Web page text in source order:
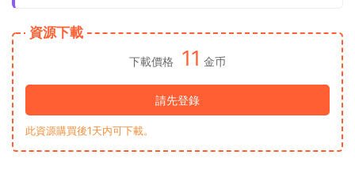
資源下載
下載價格 11 金币
請先登錄
此資源購買後1天内可下載。